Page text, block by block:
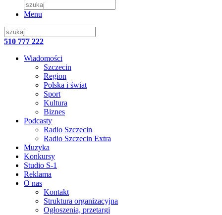
Menu
510 777 222
Wiadomości
Szczecin
Region
Polska i świat
Sport
Kultura
Biznes
Podcasty
Radio Szczecin
Radio Szczecin Extra
Muzyka
Konkursy
Studio S-1
Reklama
O nas
Kontakt
Struktura organizacyjna
Ogłoszenia, przetargi